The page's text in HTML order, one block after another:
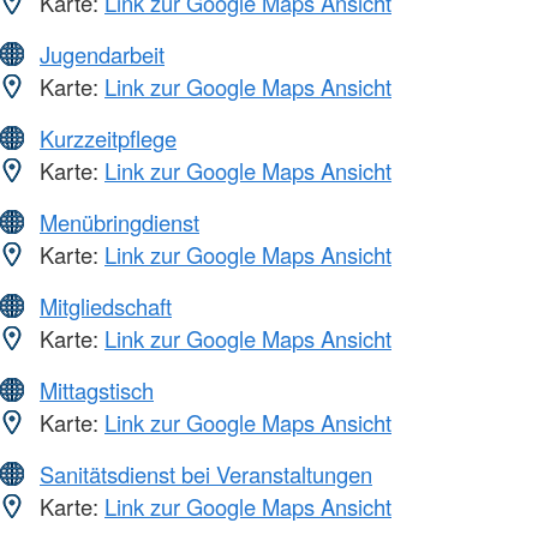
Jugendarbeit
Karte: Link zur Google Maps Ansicht
Kurzzeitpflege
Karte: Link zur Google Maps Ansicht
Menübringdienst
Karte: Link zur Google Maps Ansicht
Mitgliedschaft
Karte: Link zur Google Maps Ansicht
Mittagstisch
Karte: Link zur Google Maps Ansicht
Sanitätsdienst bei Veranstaltungen
Karte: Link zur Google Maps Ansicht